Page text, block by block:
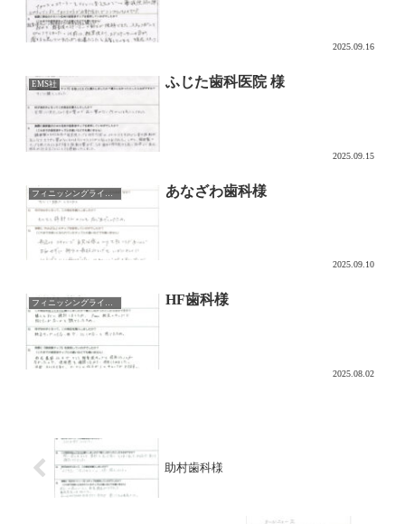
2025.09.16
EMS社 ふじた歯科医院 様
2025.09.15
あなざわ歯科様
2025.09.10
HF歯科様
2025.08.02
助村歯科様